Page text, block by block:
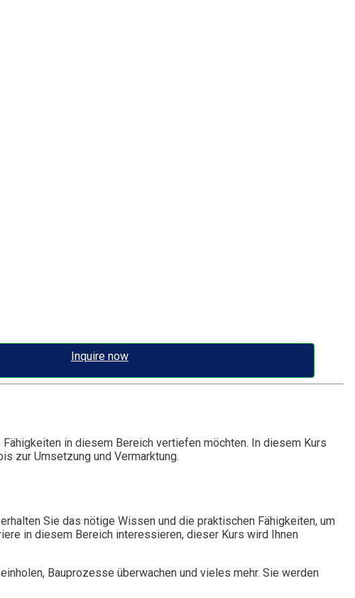
Inquire now
in diesem Bereich vertiefen möchten. In diesem Kurs
zur Umsetzung und Vermarktung.
Sie das nötige Wissen und die praktischen Fähigkeiten, um
in diesem Bereich interessieren, dieser Kurs wird Ihnen
Bauprozesse überwachen und vieles mehr. Sie werden